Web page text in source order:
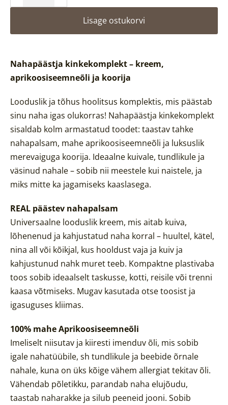
Lisage ostukorvi
Nahapäästja kinkekomplekt – kreem,
aprikoosiseemneõli ja koorija
Looduslik ja tõhus hoolitsus komplektis, mis päästab
sinu naha igas olukorras! Nahapäästja kinkekomplekt
sisaldab kolm armastatud toodet: taastav tahke
nahapalsam, mahe aprikoosiseemneõli ja luksuslik
merevaiguga koorija. Ideaalne kuivale, tundlikule ja
väsinud nahale – sobib nii meestele kui naistele, ja
miks mitte ka jagamiseks kaaslasega.
REAL päästev nahapalsam
Universaalne looduslik kreem, mis aitab kuiva,
lõhenenud ja kahjustatud naha korral – huultel, kätel,
nina all või kõikjal, kus hooldust vaja ja kuiv ja
kahjustunud nahk muret teeb. Kompaktne plastivaba
toos sobib ideaalselt taskusse, kotti, reisile või trenni
kaasa võtmiseks. Mugav kasutada otse toosist ja
igasuguses kliimas.
100% mahe Aprikoosiseemneõli
Imeliselt niisutav ja kiiresti imenduv õli, mis sobib
igale nahatüübile, sh tundlikule ja beebide õrnale
nahale, kuna on üks kõige vähem allergiat tekitav õli.
Vähendab põletikku, parandab naha elujõudu,
taastab naharakke ja silub peeneid jooni. Sobib